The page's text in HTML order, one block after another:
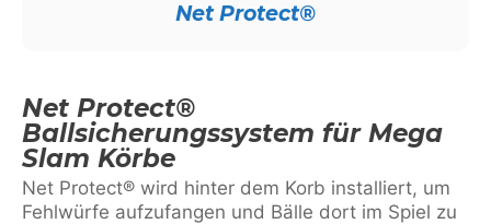
Net Protect®
Net Protect®
Ballsicherungssystem für Mega
Slam Körbe
Net Protect® wird hinter dem Korb installiert, um
Fehlwürfe aufzufangen und Bälle dort im Spiel zu